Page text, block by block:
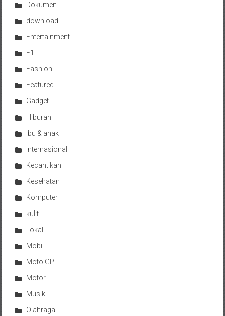
Dokumen
download
Entertainment
F1
Fashion
Featured
Gadget
Hiburan
Ibu & anak
Internasional
Kecantikan
Kesehatan
Komputer
kulit
Lokal
Mobil
Moto GP
Motor
Musik
Olahraga